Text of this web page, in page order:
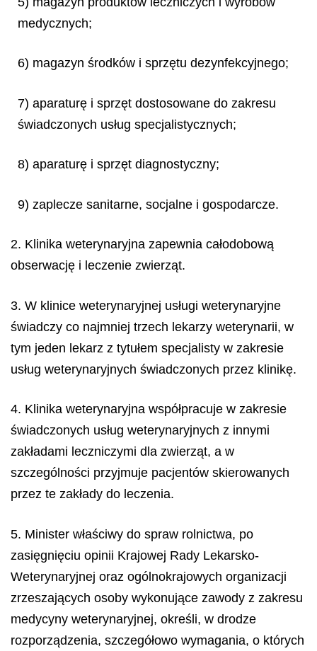
medycznych;
6) magazyn środków i sprzętu dezynfekcyjnego;
7) aparaturę i sprzęt dostosowane do zakresu
świadczonych usług specjalistycznych;
8) aparaturę i sprzęt diagnostyczny;
9) zaplecze sanitarne, socjalne i gospodarcze.
2. Klinika weterynaryjna zapewnia całodobową
obserwację i leczenie zwierząt.
3. W klinice weterynaryjnej usługi weterynaryjne
świadczy co najmniej trzech lekarzy weterynarii, w
tym jeden lekarz z tytułem specjalisty w zakresie
usług weterynaryjnych świadczonych przez klinikę.
4. Klinika weterynaryjna współpracuje w zakresie
świadczonych usług weterynaryjnych z innymi
zakładami leczniczymi dla zwierząt, a w
szczególności przyjmuje pacjentów skierowanych
przez te zakłady do leczenia.
5. Minister właściwy do spraw rolnictwa, po
zasięgnięciu opinii Krajowej Rady Lekarsko-
Weterynaryjnej oraz ogólnokrajowych organizacji
zrzeszających osoby wykonujące zawody z zakresu
medycyny weterynaryjnej, określi, w drodze
rozporządzenia, szczegółowo wymagania, o których